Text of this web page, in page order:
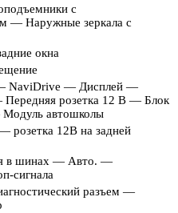
с
— Наружные зеркала с
окна
NaviDrive — Дисплей —
Передняя розетка 12 В — Блок
автошколы
розетка 12В на задней
в шинах — Авто. —
сигнала
разъем —